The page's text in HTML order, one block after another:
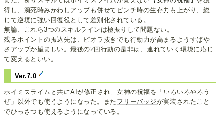
得し、瀕死時みかわしアップも併せてピンチ時の生存力も上がり、総
じて逆境に強い回復役として差別化されている。
無論、これら3つのスキルラインは極振りして問題ない。
残るポイントの振込先は、ピオラ抜きでも行動力が高まるようすばや
さアップが望ましい。最後の2回行動の是非は、連れていく環境に応じ
て変えるといい。
Ver.7.0
ホイミスライムと共にAIが修正され、女神の祝福を「いろいろやろう
ぜ」以外でも使うようになった。また フリーバッジが実装されたこと
でひっさつも使えるようになっている。